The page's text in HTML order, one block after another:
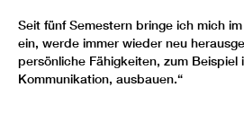
Seit fünf Semestern bringe ich mich
ein, werde immer wieder neu
persönliche Fähigkeiten, zum Beispiel
Kommunikation, ausbauen.“